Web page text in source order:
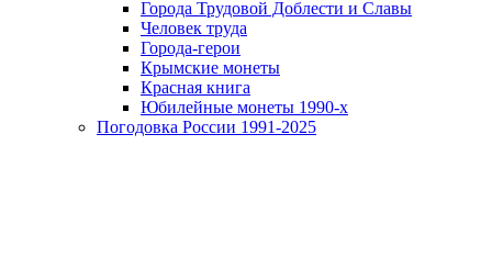
Города Трудовой Доблести и Славы
Человек труда
Города-герои
Крымские монеты
Красная книга
Юбилейные монеты 1990-х
Погодовка России 1991-2025